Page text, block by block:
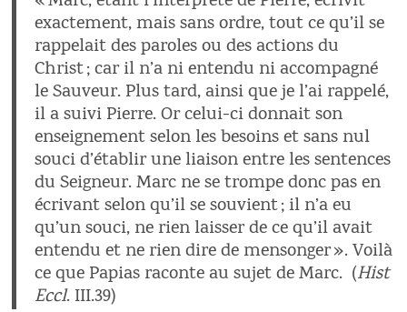
exactement, mais sans ordre, tout ce qu’il se
rappelait des paroles ou des actions du
Christ ; car il n’a ni entendu ni accompagné
le Sauveur. Plus tard, ainsi que je l’ai rappelé,
il a suivi Pierre. Or celui-ci donnait son
enseignement selon les besoins et sans nul
souci d’établir une liaison entre les sentences
du Seigneur. Marc ne se trompe donc pas en
écrivant selon qu’il se souvient ; il n’a eu
qu’un souci, ne rien laisser de ce qu’il avait
entendu et ne rien dire de mensonger ». Voilà
ce que Papias raconte au sujet de Marc. (Hist
Eccl. III.39)